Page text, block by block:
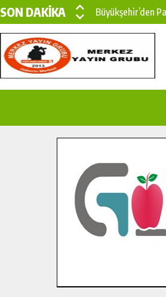
SON DAKİKA
Büyükşehir’den
Büyükşehir’den
Çin’den KSÜ’ye
İlçe Jandarma
Bertiz’in Yeni